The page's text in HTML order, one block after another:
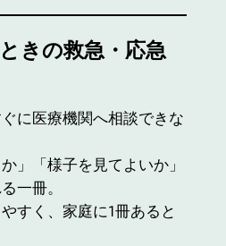
きの救急・応急
に医療機関へ相談できな
」「様子を見てよいか」
一冊。
すく、家庭に1冊あると